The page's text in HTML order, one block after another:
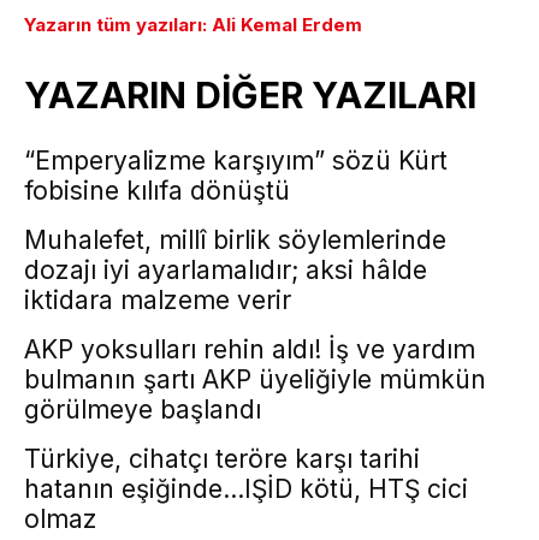
Yazarın tüm yazıları: Ali Kemal Erdem
YAZARIN DİĞER YAZILARI
“Emperyalizme karşıyım” sözü Kürt
fobisine kılıfa dönüştü
Muhalefet, millî birlik söylemlerinde
dozajı iyi ayarlamalıdır; aksi hâlde
iktidara malzeme verir
AKP yoksulları rehin aldı! İş ve yardım
bulmanın şartı AKP üyeliğiyle mümkün
görülmeye başlandı
Türkiye, cihatçı teröre karşı tarihi
hatanın eşiğinde…IŞİD kötü, HTŞ cici
olmaz